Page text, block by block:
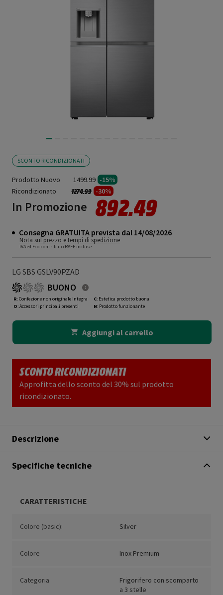
SCONTO RICONDIZIONATI
Prodotto Nuovo 1499.99 -15%
Ricondizionato
Prezzo ridotto da
1274.99a -30%
In Promozione 892.49
Consegna GRATUITA prevista dal 14/08/2026
Nota sul prezzo e tempi di spedizione
IVA ed Eco-contributo RAEE incluse
LG SBS GSLV90PZAD
BUONO
R: Confezione non originale integra
O: Accessori principali presenti
C: Estetica prodotto buona
N: Prodotto funzionante
Aggiungi al carrello
SCONTO RICONDIZIONATI
Approfitta dello sconto del 30% sul prodotto
ricondizionato.
Descrizione
Specifiche tecniche
CARATTERISTICHE
Colore (basic): Silver
Colore Inox Premium
Categoria
Frigorifero con scomparto
a 3 stelle